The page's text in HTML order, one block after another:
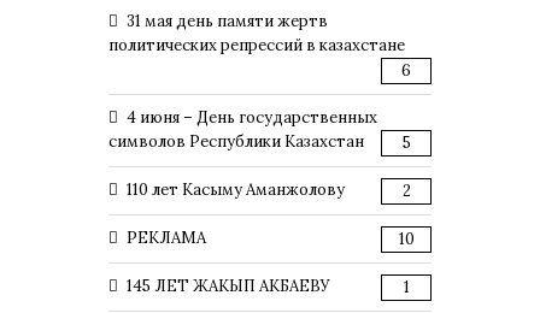
31 мая день памяти жертв
политических репрессий в казахстане
6
4 июня – День государственных
символов Республики Казахстан
5
110 лет Касыму Аманжолову 2
РЕКЛАМА 10
145 ЛЕТ ЖАКЫП АКБАЕВУ 1